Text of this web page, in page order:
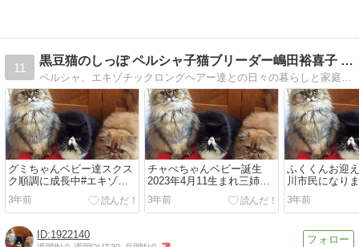
11
黒豆猫のしっぽ ペルシャ子猫ブリーダー嶋田裕喜子 ブログ
グミちゃんベビー達スクス
ク順調に成長中#エキゾチ
ックショートヘアー#エキ
ゾチックロン...
3年前
チャぺちゃんベビー誕生
2023年4月11生まれ三姉妹
生まれた体重100g超えの元
気な...
3年前
ふくくんお迎
川市民になり
なご縁を頂き
ざいました元...
3年前
1922140